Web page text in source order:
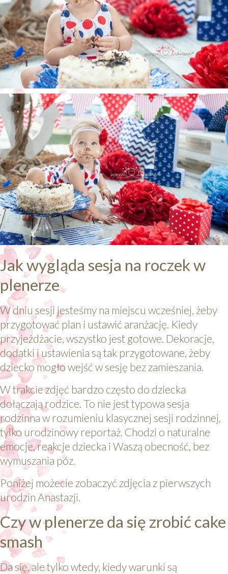
Jak wygląda sesja na roczek w
plenerze
W dniu sesji jesteśmy na miejscu wcześniej, żeby
przygotować plan i ustawić aranżację. Kiedy
przyjeżdżacie, wszystko jest gotowe. Dekoracje,
dodatki i ustawienia są tak przygotowane, żeby
dziecko mogło wejść w sesję bez zamieszania.
W trakcie zdjęć bardzo często do dziecka
dołączają rodzice. To nie jest typowa sesja
rodzinna w rozumieniu klasycznej sesji rodzinnej,
tylko urodzinowy reportaż. Chodzi o naturalne
emocje, reakcje dziecka i Waszą obecność, bez
wymuszania póz.
Poniżej możecie zobaczyć zdjęcia z pierwszych
urodzin Anastazji.
Czy w plenerze da się zrobić cake
smash
Da się, ale tylko wtedy, kiedy warunki są